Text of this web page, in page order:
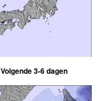
Volgende 3-6 dagen